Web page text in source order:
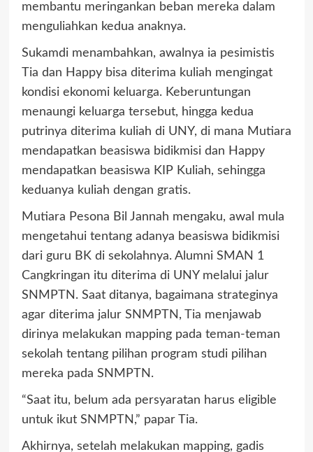
membantu meringankan beban mereka dalam
menguliahkan kedua anaknya.
Sukamdi menambahkan, awalnya ia pesimistis
Tia dan Happy bisa diterima kuliah mengingat
kondisi ekonomi keluarga. Keberuntungan
menaungi keluarga tersebut, hingga kedua
putrinya diterima kuliah di UNY, di mana Mutiara
mendapatkan beasiswa bidikmisi dan Happy
mendapatkan beasiswa KIP Kuliah, sehingga
keduanya kuliah dengan gratis.
Mutiara Pesona Bil Jannah mengaku, awal mula
mengetahui tentang adanya beasiswa bidikmisi
dari guru BK di sekolahnya. Alumni SMAN 1
Cangkringan itu diterima di UNY melalui jalur
SNMPTN. Saat ditanya, bagaimana strateginya
agar diterima jalur SNMPTN, Tia menjawab
dirinya melakukan mapping pada teman-teman
sekolah tentang pilihan program studi pilihan
mereka pada SNMPTN.
“Saat itu, belum ada persyaratan harus eligible
untuk ikut SNMPTN,” papar Tia.
Akhirnya, setelah melakukan mapping, gadis